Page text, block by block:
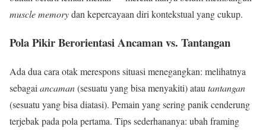
muscle memorydan kepercayaan diri kontekstual yang cukup.
Pola Pikir Berorientasi Ancaman vs. Tantangan
Ada dua cara otak merespons situasi menegangkan: melihatnya
sebagai ancaman(sesuatu yang bisa menyakiti) atau tantangan
(sesuatu yang bisa diatasi). Pemain yang sering panik cenderung
terjebak pada pola pertama. Tips sederhananya: ubah framing